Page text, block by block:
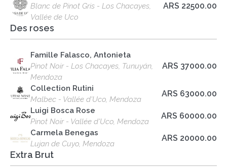
Blanc de Pinot Gris - Los Chacayes,
Vallée de Uco
ARS 22500.00
Des roses
Famille Falasco, Antonieta
Pinot Noir - Los Chacayes, Tunuyán,
Mendoza
ARS 37000.00
Collection Rutini
Malbec - Vallée d'Uco, Mendoza
ARS 63000.00
Luigi Bosca Rose
Pinot Noir - Vallée d'Uco, Mendoza
ARS 60000.00
Carmela Benegas
Lujan de Cuyo, Mendoza
ARS 20000.00
Extra Brut